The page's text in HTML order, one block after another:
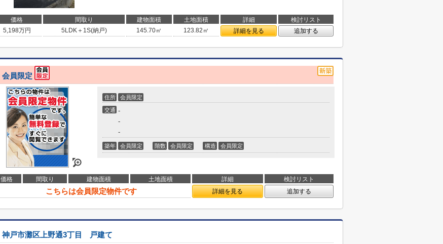
価格 間取り 建物面積 土地面積 詳細
検討リスト
5,198万円 5LDK＋1S(納戸) 145.70㎡ 123.82㎡ 詳細を見る 追加する
会員限定
住所 会員限定
交通 -
-
-
築年 会員限定 階数 会員限定 構造 会員限定
価格 間取り 建物面積 土地面積 詳細 検討リスト
こちらは会員限定物件です 詳細を見る 追加する
神戸市灘区上野通3丁目 戸建て